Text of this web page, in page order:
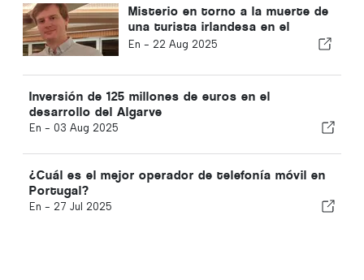
Misterio en torno a la muerte de
una turista irlandesa en el
Algarve
En - 22 Aug 2025
Inversión de 125 millones de euros en el
desarrollo del Algarve
En - 03 Aug 2025
¿Cuál es el mejor operador de telefonía móvil en
Portugal?
En - 27 Jul 2025